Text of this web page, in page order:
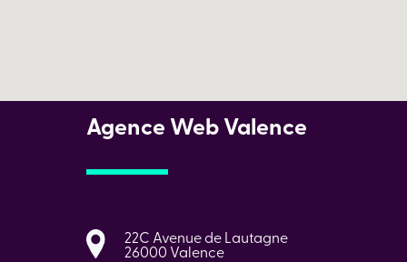
Agence Web Valence
22C Avenue de Lautagne
26000 Valence